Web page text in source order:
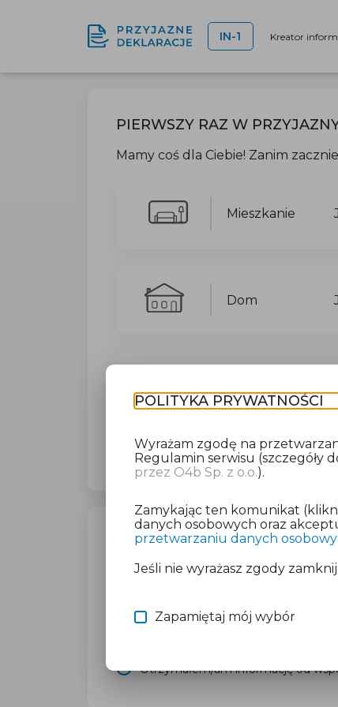
IN-1 Kreator
PIERWSZY RAZ W
Mamy coś dla Ciebie! Zanim
Mieszkanie
Dom
WYBIERZ JEDNĄ Z OPCJI
Przywróć ostatnią informację
Otrzymałem/am informację od
POLITYKA PRYWATNOŚCI
Wyrażam zgodę na
Regulamin serwisu (szczegóły
przez O4b Sp. z o.o.).
Zamykając ten komunikat
danych osobowych oraz
przetwarzaniu danych
Jeśli nie wyrażasz zgody
Zapamiętaj mój wybór